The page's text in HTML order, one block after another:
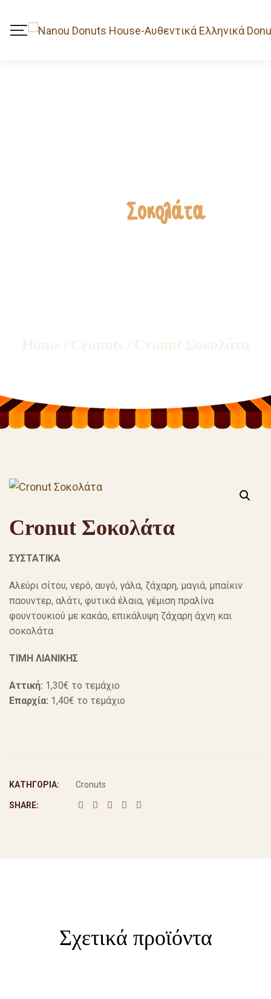
Cronut Σοκολάτα
ΣΥΣΤΑΤΙΚΑ
Αλεύρι σίτου, νερό, αυγό, γάλα, ζάχαρη, μαγιά, μπαίκιν
παουντερ, αλάτι, φυτικά έλαια, γέμιση πραλίνα
φουντουκιού με κακάο, επικάλυψη ζάχαρη άχνη και
σοκολάτα
ΤΙΜΗ ΛΙΑΝΙΚΗΣ
Αττική: 1,30€ το τεμάχιο
Επαρχία: 1,40€ το τεμάχιο
ΚΑΤΗΓΟΡΊΑ: Cronuts
SHARE:
Σχετικά προϊόντα